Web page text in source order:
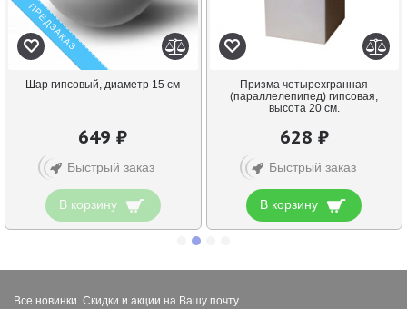
ПРЕДЗАКАЗ
Шар гипсовый, диаметр 15 см
649 ₽
Быстрый заказ
В корзину
Призма четырехгранная
(параллелепипед) гипсовая,
высота 20 см.
628 ₽
Быстрый заказ
В корзину
Все новинки. Скидки и акции на Вашу почту